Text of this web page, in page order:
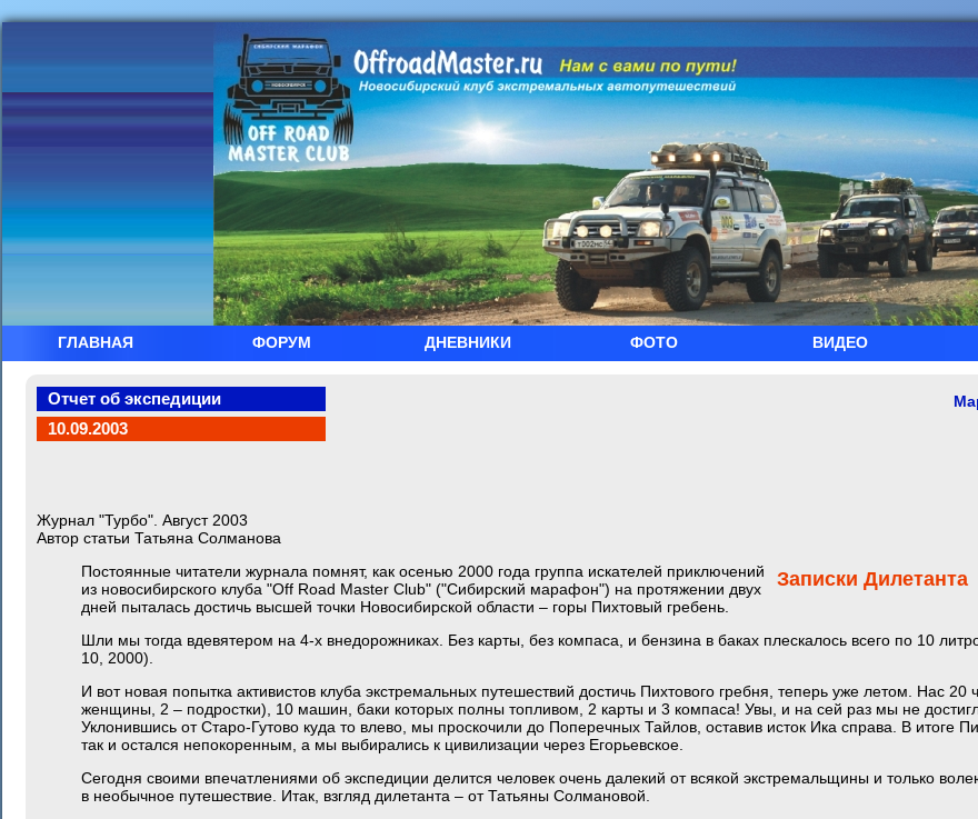
ГЛАВНАЯ ФОРУМ ДНЕВНИКИ ФОТО ВИДЕО
Отчет об экспедиции
10.09.2003
Журнал "Турбо". Август 2003
Автор статьи Татьяна Солманова
Записки Дилетанта
Постоянные читатели журнала помнят, как осенью 2000 года группа искателей приключений
из новосибирского клуба "Off Road Master Club" ("Сибирский марафон") на протяжении двух
дней пыталась достичь высшей точки Новосибирской области – горы Пихтовый гребень.
Шли мы тогда вдевятером на 4-х внедорожниках. Без карты, без компаса, и бензина в баках плескалось всего по 10
10, 2000).
И вот новая попытка активистов клуба экстремальных путешествий достичь Пихтового гребня, теперь уже летом. Нас 20
женщины, 2 – подростки), 10 машин, баки которых полны топливом, 2 карты и 3 компаса! Увы, и на сей раз мы не
Уклонившись от Старо-Гутово куда то влево, мы проскочили до Поперечных Тайлов, оставив исток Ика справа. В итоге
так и остался непокоренным, а мы выбирались к цивилизации через Егорьевское.
Сегодня своими впечатлениями об экспедиции делится человек очень далекий от всякой экстремальщины и только
в необычное путешествие. Итак, взгляд дилетанта – от Татьяны Солмановой.